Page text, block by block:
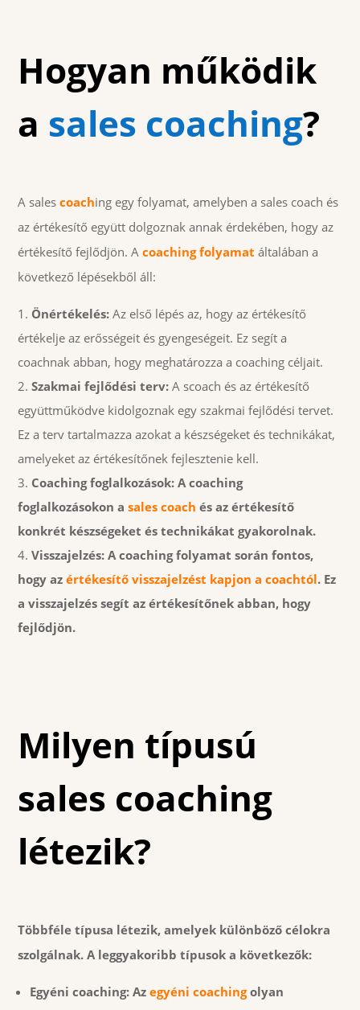
Hogyan működik
a sales coaching?
A salescoaching egy folyamat, amelyben a sales coach és
az értékesítő együtt dolgoznak annak érdekében, hogy az
értékesítő fejlődjön. Acoaching folyamat általában a
következő lépésekből áll:
Önértékelés: Az első lépés az, hogy az értékesítő
értékelje az erősségeit és gyengeségeit. Ez segít a
coachnak abban, hogy meghatározza a coaching céljait.
Szakmai fejlődési terv: A scoach és az értékesítő
együttműködve kidolgoznak egy szakmai fejlődési tervet.
Ez a terv tartalmazza azokat a készségeket és technikákat,
amelyeket az értékesítőnek fejlesztenie kell.
Coaching foglalkozások: A coaching
foglalkozásokon asales coach és az értékesítő
konkrét készségeket és technikákat gyakorolnak.
Visszajelzés: A coaching folyamat során fontos,
hogy azértékesítő visszajelzést kapjon a coachtól. Ez
a visszajelzés segít az értékesítőnek abban, hogy
fejlődjön.
Milyen típusú
sales coaching
létezik?
Többféle típusa létezik, amelyek különböző célokra
szolgálnak. A leggyakoribb típusok a következők:
Egyéni coaching: Azegyéni coachingolyan